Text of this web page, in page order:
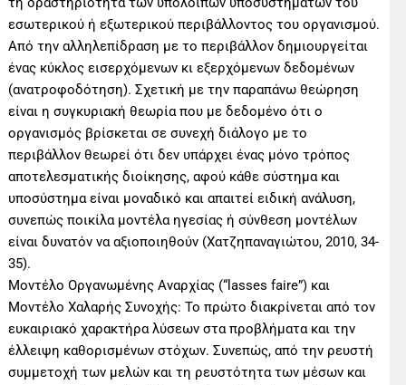
εσωτερικού ή εξωτερικού περιβάλλοντος του οργανισμού.
Από την αλληλεπίδραση με το περιβάλλον δημιουργείται
ένας κύκλος εισερχόμενων κι εξερχόμενων δεδομένων
(ανατροφοδότηση). Σχετική με την παραπάνω θεώρηση
είναι η συγκυριακή θεωρία που με δεδομένο ότι ο
οργανισμός βρίσκεται σε συνεχή διάλογο με το
περιβάλλον θεωρεί ότι δεν υπάρχει ένας μόνο τρόπος
αποτελεσματικής διοίκησης, αφού κάθε σύστημα και
υποσύστημα είναι μοναδικό και απαιτεί ειδική ανάλυση,
συνεπώς ποικίλα μοντέλα ηγεσίας ή σύνθεση μοντέλων
είναι δυνατόν να αξιοποιηθούν (Χατζηπαναγιώτου, 2010, 34-
35).
Μοντέλο Οργανωμένης Αναρχίας (“lasses faire”) και
Μοντέλο Χαλαρής Συνοχής: Το πρώτο διακρίνεται από τον
ευκαιριακό χαρακτήρα λύσεων στα προβλήματα και την
έλλειψη καθορισμένων στόχων. Συνεπώς, από την ρευστή
συμμετοχή των μελών και τη ρευστότητα των μέσων και